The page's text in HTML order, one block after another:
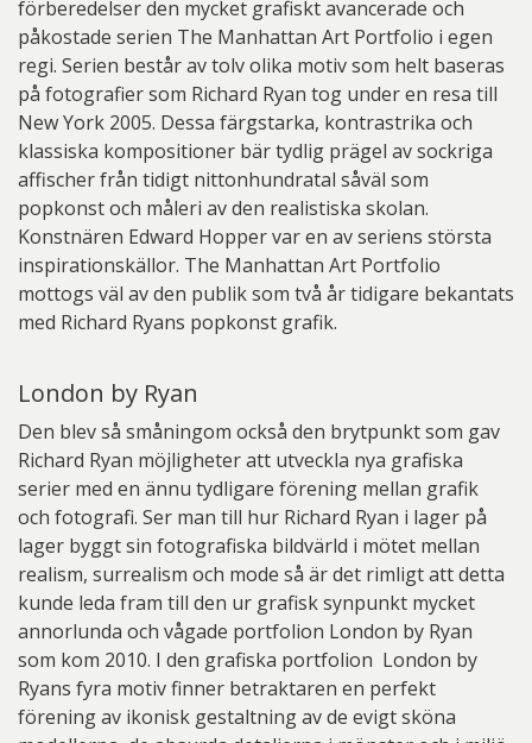
förberedelser den mycket grafiskt avancerade och
påkostade serien The Manhattan Art Portfolio i egen
regi. Serien består av tolv olika motiv som helt baseras
på fotografier som Richard Ryan tog under en resa till
New York 2005. Dessa färgstarka, kontrastrika och
klassiska kompositioner bär tydlig prägel av sockriga
affischer från tidigt nittonhundratal såväl som
popkonst och måleri av den realistiska skolan.
Konstnären Edward Hopper var en av seriens största
inspirationskällor. The Manhattan Art Portfolio
mottogs väl av den publik som två år tidigare bekantats
med Richard Ryans popkonst grafik.
London by Ryan
Den blev så småningom också den brytpunkt som gav
Richard Ryan möjligheter att utveckla nya grafiska
serier med en ännu tydligare förening mellan grafik
och fotografi. Ser man till hur Richard Ryan i lager på
lager byggt sin fotografiska bildvärld i mötet mellan
realism, surrealism och mode så är det rimligt att detta
kunde leda fram till den ur grafisk synpunkt mycket
annorlunda och vågade portfolion London by Ryan
som kom 2010. I den grafiska portfolion London by
Ryans fyra motiv finner betraktaren en perfekt
förening av ikonisk gestaltning av de evigt sköna